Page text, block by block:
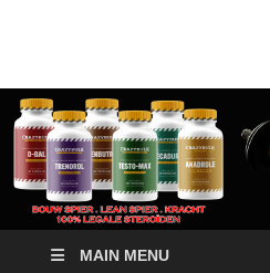
Crazy
Koop
Legale
België
MAIN MENU